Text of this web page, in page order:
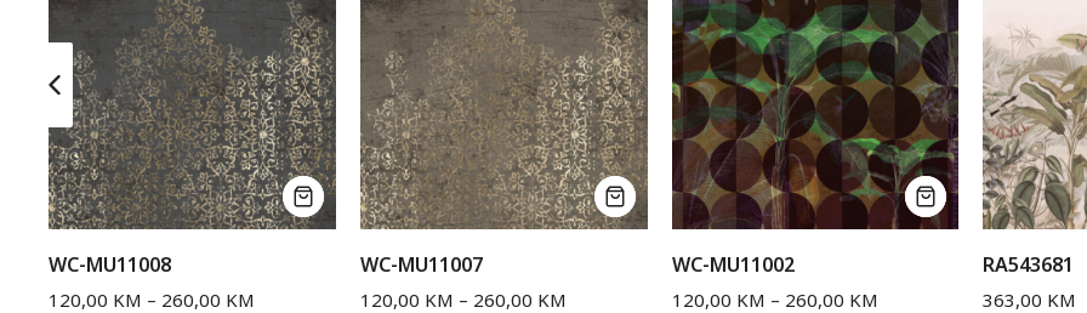
WC-MU11008
120,00 KM – 260,00 KM
WC-MU11007
120,00 KM – 260,00 KM
WC-MU11002
120,00 KM – 260,00 KM
RA543681
363,00 KM